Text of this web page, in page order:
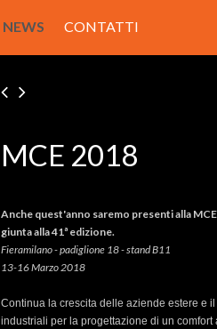
NEWS CONTATTI
MCE 2018
Anche quest'anno saremo presenti alla
giunta alla 41ª edizione.
Fieramilano - padiglione 18 - stand B11
13-16 Marzo 2018
Continua la crescita delle aziende estere e
industriali per la progettazione di un comfort